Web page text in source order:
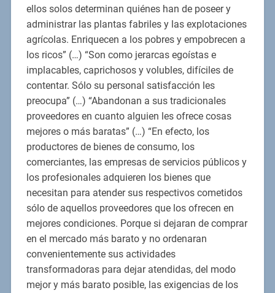
ellos solos determinan quiénes han de poseer y
administrar las plantas fabriles y las explotaciones
agrícolas. Enriquecen a los pobres y empobrecen a
los ricos” (…) “Son como jerarcas egoístas e
implacables, caprichosos y volubles, difíciles de
contentar. Sólo su personal satisfacción les
preocupa” (…) “Abandonan a sus tradicionales
proveedores en cuanto alguien les ofrece cosas
mejores o más baratas” (…) “En efecto, los
productores de bienes de consumo, los
comerciantes, las empresas de servicios públicos y
los profesionales adquieren los bienes que
necesitan para atender sus respectivos cometidos
sólo de aquellos proveedores que los ofrecen en
mejores condiciones. Porque si dejaran de comprar
en el mercado más barato y no ordenaran
convenientemente sus actividades
transformadoras para dejar atendidas, del modo
mejor y más barato posible, las exigencias de los